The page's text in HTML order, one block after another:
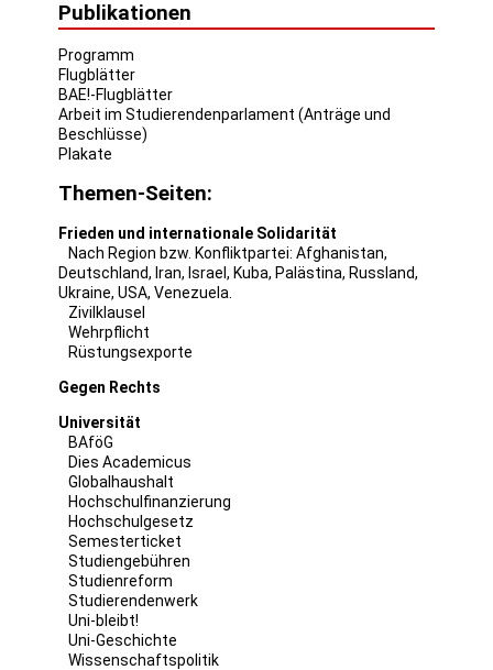
Publikationen
Programm
Flugblätter
BAE!-Flugblätter
Arbeit im Studierendenparlament (Anträge und
Beschlüsse)
Plakate
Themen-Seiten:
Frieden und internationale Solidarität
Nach Region bzw. Konfliktpartei: Afghanistan,
Deutschland, Iran, Israel , Kuba, Palästina, Russland,
Ukraine, USA, Venezuela
Zivilklausel
Wehrpflicht
Rüstungsexporte
Gegen Rechts
Universität
BAföG
Dies Academicus
Globalhaushalt
Hochschulfinanzierung
Hochschulgesetz
Semesterticket
Studiengebühren
Studienreform
Studierendenwerk
Uni-bleibt!
Uni-Geschichte
Wissenschaftspolitik